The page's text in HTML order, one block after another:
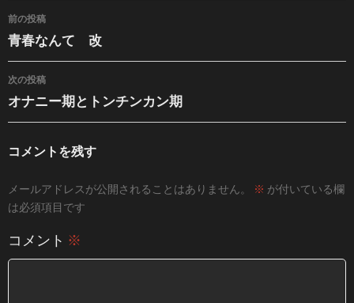
投稿ナビゲーション
前の投稿
青春なんて 改
次の投稿
オナニー期とトンチンカン期
コメントを残す
メールアドレスが公開されることはありません。 ※ が付いている欄
は必須項目です
コメント ※